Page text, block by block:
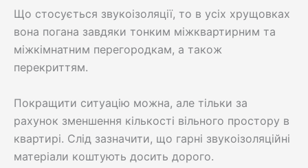
Що стосується звукоізоляції, то в усіх хрущовках
вона погана завдяки тонким міжквартирним та
міжкімнатним перегородкам, а також
перекриттям.
Покращити ситуацію можна, але тільки за
рахунок зменшення кількості вільного простору в
квартирі. Слід зазначити, що гарні звукоізоляційні
матеріали коштують досить дорого.